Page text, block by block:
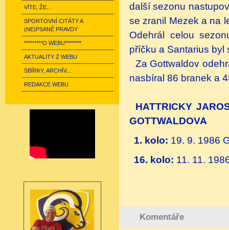
VÍTE, ŽE...
SPORTOVNÍ CITÁTY A
(NE)PSANÉ PRAVDY
*********O WEBU********
AKTUALITY Z WEBU
SBÍRKY, ARCHÍV...
REDAKCE WEBU
další sezonu
se zranil Mezek a na
Odehrál celou
příčku a Santarius byl
Za Gottwaldov
nasbíral 86 branek a
HATTRICKY
GOTTWALDOVA
1. kolo: 19. 9. 1986
16. kolo: 11. 11.
Komentáře